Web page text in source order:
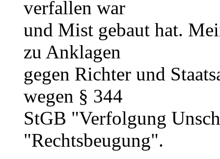
verfallen war
und Mist gebaut hat.
zu Anklagen
gegen Richter und
wegen § 344
StGB "Verfolgung
"Rechtsbeugung".